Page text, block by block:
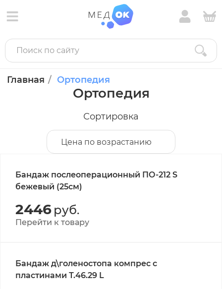
Главная Ортопедия
Ортопедия
Сортировка
Цена по возрастанию
Бандаж послеоперационный ПО-212 S
бежевый (25см)
2446 руб.
Перейти к товару
Бандаж д\голеностопа компрес с
пластинами Т.46.29 L